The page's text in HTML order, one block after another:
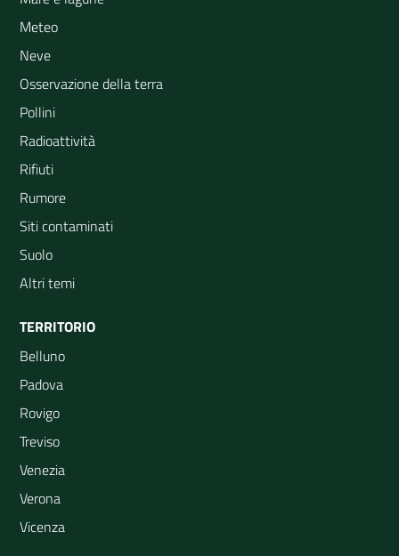
Meteo
Neve
Osservazione della terra
Pollini
Radioattività
Rifiuti
Rumore
Siti contaminati
Suolo
Altri temi
TERRITORIO
Belluno
Padova
Rovigo
Treviso
Venezia
Verona
Vicenza